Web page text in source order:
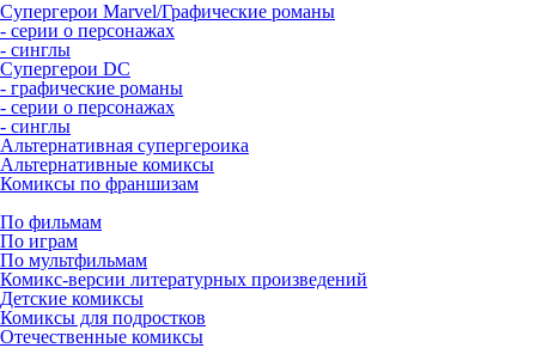
Супергерои Marvel/Графические романы
- серии о персонажах
- синглы
Супергерои DC
- графические романы
- серии о персонажах
- синглы
Альтернативная супергероика
Альтернативные комиксы
Комиксы по франшизам
По фильмам
По играм
По мультфильмам
Комикс-версии литературных произведений
Детские комиксы
Комиксы для подростков
Отечественные комиксы